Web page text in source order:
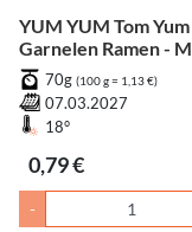
YUM YUM Tom Yum
Garnelen Ramen -
70g (100 g = 1,13 €)
07.03.2027
18°
0,79 €
-